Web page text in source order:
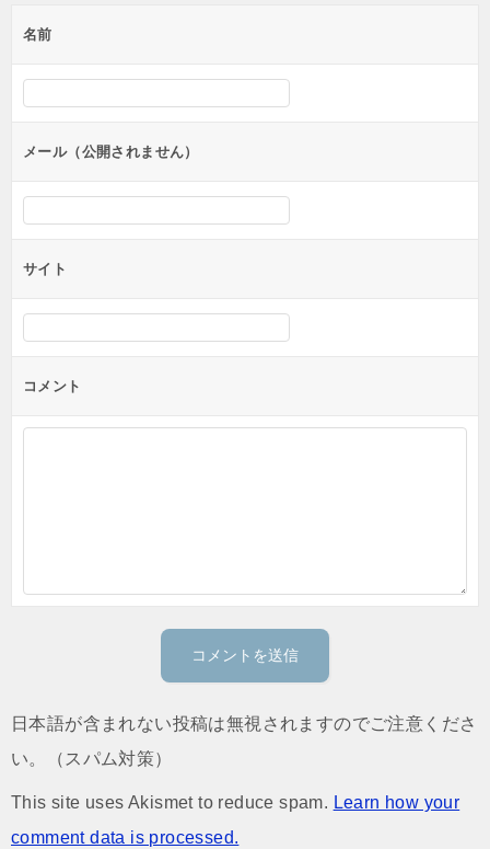
ー
シ
ン
名前
メール（公開されません）
サイト
コメント
日本語が含まれない投稿は無視されますのでご注意くださ
い。（スパム対策）
This site uses Akismet to reduce spam. Learn how your
comment data is processed.